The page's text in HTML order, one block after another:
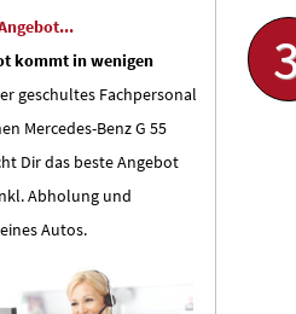
kommt in wenigen
geschultes Fachpersonal
Mercedes-Benz G 55
Dir das beste Angebot
Abholung und
Autos.